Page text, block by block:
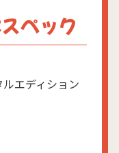
ペック
エディション